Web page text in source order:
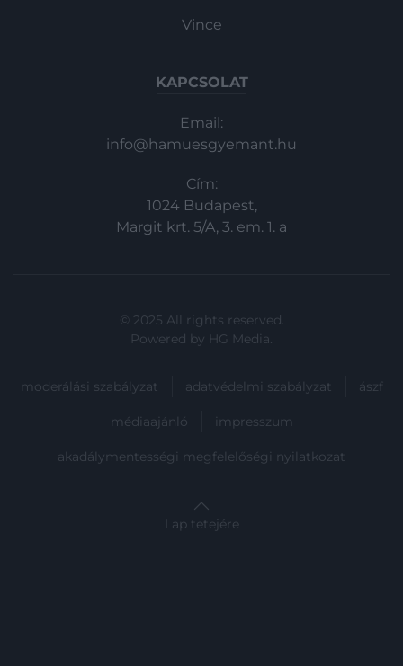
Vince
KAPCSOLAT
Email:
info@hamuesgyemant.hu
Cím:
1024 Budapest,
Margit krt. 5/A, 3. em. 1. a
© 2025 All rights reserved.
Powered by HG Media.
moderálási szabályzat adatvédelmi szabályzat ászf
médiaajánló impresszum
akadálymentességi megfelelőségi nyilatkozat
Lap tetejére